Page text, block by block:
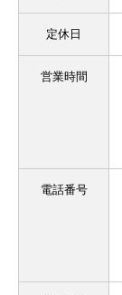
定休日
営業時間
電話番号